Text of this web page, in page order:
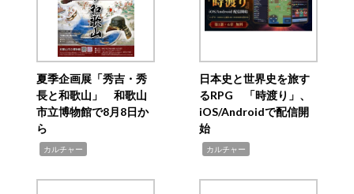
夏季企画展「秀吉・秀
長と和歌山」 和歌山
市立博物館で8月8日か
ら
カルチャー
日本史と世界史を旅す
るRPG 「時渡り」、
iOS/Androidで配信開
始
カルチャー